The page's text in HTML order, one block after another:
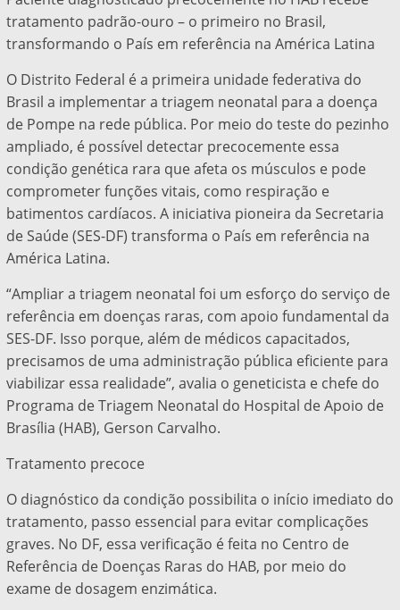
tratamento padrão-ouro – o primeiro no Brasil,
transformando o País em referência na América Latina
O Distrito Federal é a primeira unidade federativa do
Brasil a implementar a triagem neonatal para a doença
de Pompe na rede pública. Por meio do teste do pezinho
ampliado, é possível detectar precocemente essa
condição genética rara que afeta os músculos e pode
comprometer funções vitais, como respiração e
batimentos cardíacos. A iniciativa pioneira da Secretaria
de Saúde (SES-DF) transforma o País em referência na
América Latina.
“Ampliar a triagem neonatal foi um esforço do serviço de
referência em doenças raras, com apoio fundamental da
SES-DF. Isso porque, além de médicos capacitados,
precisamos de uma administração pública eficiente para
viabilizar essa realidade”, avalia o geneticista e chefe do
Programa de Triagem Neonatal do Hospital de Apoio de
Brasília (HAB), Gerson Carvalho.
Tratamento precoce
O diagnóstico da condição possibilita o início imediato do
tratamento, passo essencial para evitar complicações
graves. No DF, essa verificação é feita no Centro de
Referência de Doenças Raras do HAB, por meio do
exame de dosagem enzimática.